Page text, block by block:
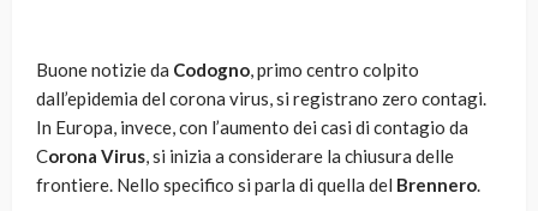
Buone notizie da Codogno, primo centro colpito
dall’epidemia del corona virus, si registrano zero contagi.
In Europa, invece, con l’aumento dei casi di contagio da
Corona Virus, si inizia a considerare la chiusura delle
frontiere. Nello specifico si parla di quella del Brennero.